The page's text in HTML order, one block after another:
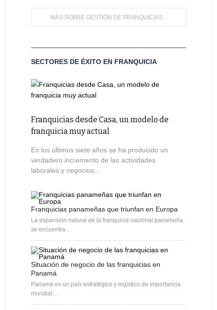
MÁS SOBRE GESTIÓN DE FRANQUICIAS...
SECTORES DE ÉXITO EN FRANQUICIA
Franquicias desde Casa, un modelo de
franquicia muy actual
En los últimos siete años se ha producido un
verdadero incremento de las actividades
laborales y negocios...
Franquicias panameñas que triunfan en Europa
La expansión natural de la franquicia nacional panameña
se encuentra…
Situación de negocio de las franquicias en
Panamá
Panamá es un país estratégico y logístico de importancia
mundial…